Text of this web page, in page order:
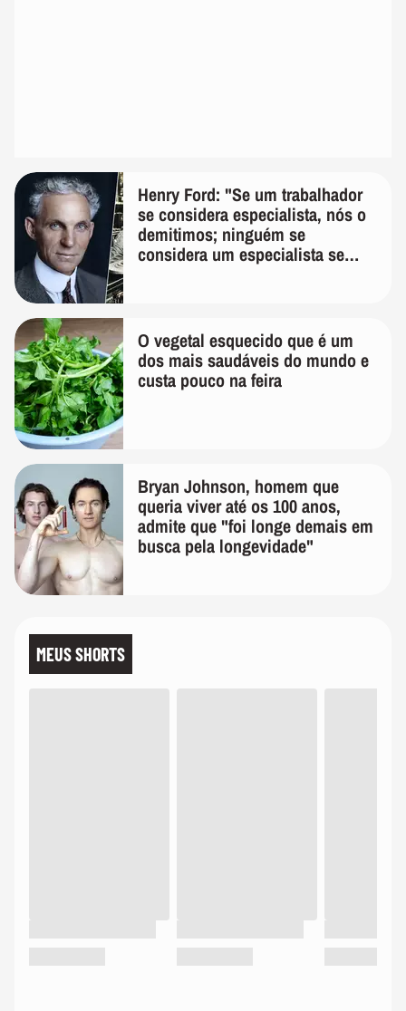
Henry Ford: "Se um trabalhador
se considera especialista, nós o
demitimos; ninguém se
considera um especialista se
O vegetal esquecido que é um
dos mais saudáveis do mundo e
custa pouco na feira
Bryan Johnson, homem que
queria viver até os 100 anos,
admite que "foi longe demais em
busca pela longevidade"
MEUS SHORTS